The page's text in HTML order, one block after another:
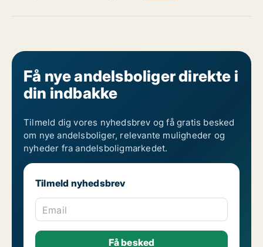
Få nye andelsboliger direkte i
din indbakke
Tilmeld dig vores nyhedsbrev og få gratis besked
om nye andelsboliger, relevante muligheder og
nyheder fra andelsboligmarkedet.
Tilmeld nyhedsbrev
Email